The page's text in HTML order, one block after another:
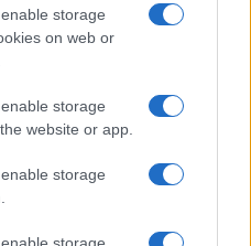
storage
on web or
storage
website or app.
storage